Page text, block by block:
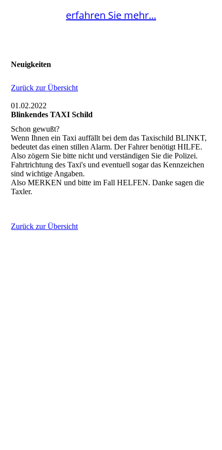
erfahren Sie mehr...
Neuigkeiten
Zurück zur Übersicht
01.02.2022
Blinkendes TAXI Schild
Schon gewußt?
Wenn Ihnen ein Taxi auffällt bei dem das Taxischild BLINKT,
bedeutet das einen stillen Alarm. Der Fahrer benötigt HILFE.
Also zögern Sie bitte nicht und verständigen Sie die Polizei.
Fahrtrichtung des Taxi's und eventuell sogar das Kennzeichen
sind wichtige Angaben.
Also MERKEN und bitte im Fall HELFEN. Danke sagen die
Taxler.
Zurück zur Übersicht